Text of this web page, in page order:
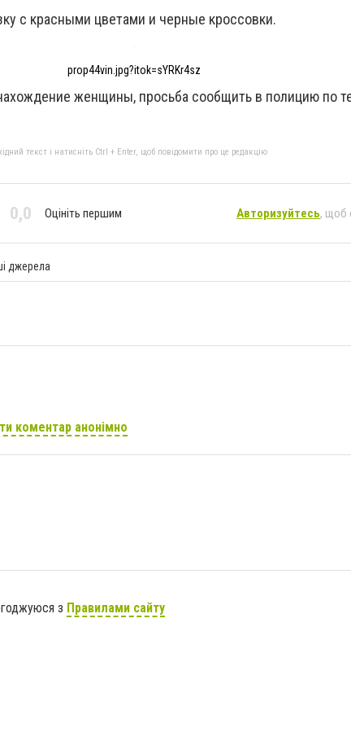
с красными цветами и черные кроссовки.
prop44vin.jpg?itok=sYRKr4sz
женщины, просьба сообщить в полицию по
текст і натисніть Ctrl + Enter, щоб повідомити про це редакцію
0,0 Оцініть першим Авторизуйтесь, щоб
джерела
коментар анонімно
з Правилами сайту